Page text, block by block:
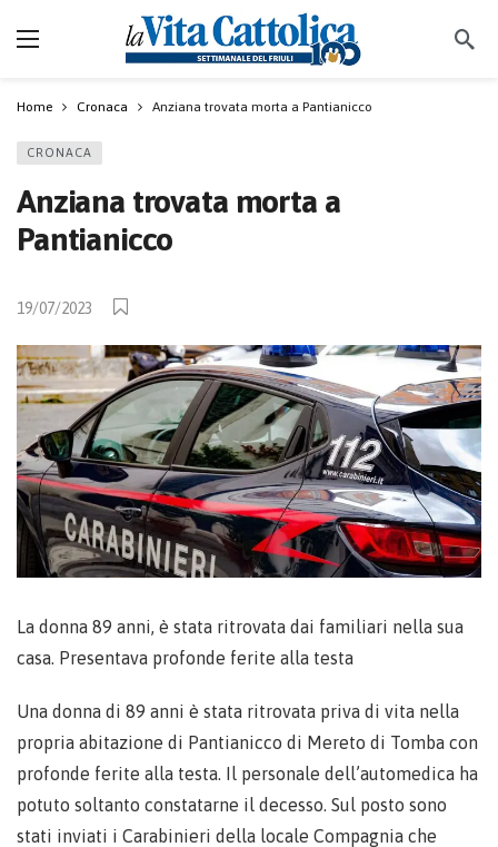
Home Cronaca Anziana trovata morta a Pantianicco
CRONACA
Anziana trovata morta a
Pantianicco
19/07/2023
La donna 89 anni, è stata ritrovata dai familiari nella sua
casa. Presentava profonde ferite alla testa
Una donna di 89 anni è stata ritrovata priva di vita nella
propria abitazione di Pantianicco di Mereto di Tomba con
profonde ferite alla testa. Il personale dell’automedica ha
potuto soltanto constatarne il decesso. Sul posto sono
stati inviati i Carabinieri della locale Compagnia che